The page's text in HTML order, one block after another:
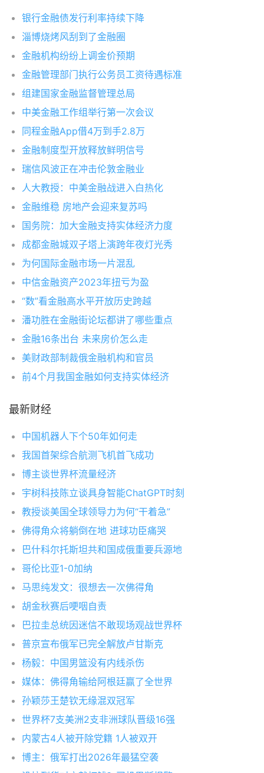
银行金融债发行利率持续下降
淄博烧烤风刮到了金融圈
金融机构纷纷上调金价预期
金融管理部门执行公务员工资待遇标准
组建国家金融监督管理总局
中美金融工作组举行第一次会议
同程金融App借4万到手2.8万
金融制度型开放释放鲜明信号
瑞信风波正在冲击伦敦金融业
人大教授：中美金融战进入白热化
金融维稳 房地产会迎来复苏吗
国务院：加大金融支持实体经济力度
成都金融城双子塔上演跨年夜灯光秀
为何国际金融市场一片混乱
中信金融资产2023年扭亏为盈
“数”看金融高水平开放历史跨越
潘功胜在金融街论坛都讲了哪些重点
金融16条出台 未来房价怎么走
美财政部制裁俄金融机构和官员
前4个月我国金融如何支持实体经济
最新财经
中国机器人下个50年如何走
我国首架综合航测飞机首飞成功
博主谈世界杯流量经济
宇树科技陈立谈具身智能ChatGPT时刻
教授谈美国全球领导力为何“干着急”
佛得角众将躺倒在地 进球功臣痛哭
巴什科尔托斯坦共和国成俄重要兵源地
哥伦比亚1-0加纳
马思纯发文：很想去一次佛得角
胡金秋赛后哽咽自责
巴拉圭总统因迷信不敢现场观战世界杯
普京宣布俄军已完全解放卢甘斯克
杨毅：中国男篮没有内线杀伤
媒体：佛得角输给阿根廷赢了全世界
孙颖莎王楚钦无缘混双冠军
世界杯7支美洲2支非洲球队晋级16强
内蒙古4人被开除党籍 1人被双开
博主：俄军打出2026年最猛空袭